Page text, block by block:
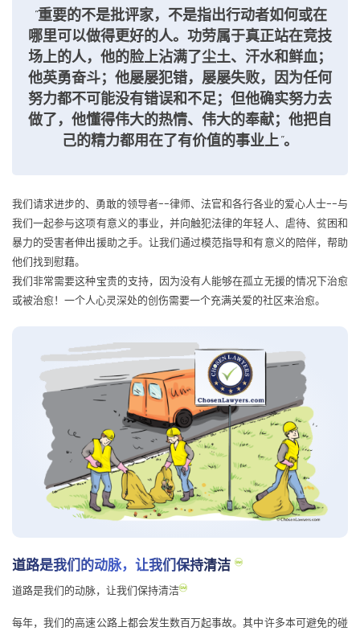
"重要的不是批评家，不是指出行动者如何或在
哪里可以做得更好的人。功劳属于真正站在竞技
场上的人，他的脸上沾满了尘土、汗水和鲜血；
他英勇奋斗；他屡屡犯错，屡屡失败，因为任何
努力都不可能没有错误和不足；但他确实努力去
做了，他懂得伟大的热情、伟大的奉献；他把自
己的精力都用在了有价值的事业上"。
我们请求进步的、勇敢的领导者--律师、法官和各行各业的爱心人士--与
我们一起参与这项有意义的事业，并向触犯法律的年轻人、虐待、贫困和
暴力的受害者伸出援助之手。让我们通过模范指导和有意义的陪伴，帮助
他们找到慰藉。
我们非常需要这种宝贵的支持，因为没有人能够在孤立无援的情况下治愈
或被治愈！一个人心灵深处的创伤需要一个充满关爱的社区来治愈。
道路是我们的动脉，让我们保持清洁
道路是我们的动脉，让我们保持清洁
每年，我们的高速公路上都会发生数百万起事故。其中许多本可避免的碰